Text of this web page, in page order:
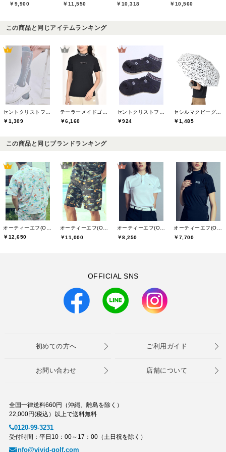
￥9,900
￥11,550
￥10,318
￥10,560
この商品と同じアイテムランキング
￥1,309
￥6,160
￥924
￥1,485
この商品と同じブランドランキング
￥12,650
オーティーエフ(O.T.F)
￥11,000
オーティーエフ(O.T.F)
￥8,250
オーティーエフ(O.T.F)
￥7,700
OFFICIAL SNS
初めての方へ ご利用ガイド
お問い合わせ 店舗について
全国一律送料660円（沖縄、離島を除く）
22,000円(税込）以上で送料無料
0120-99-3231
受付時間：平日10：00～17：00（土日祝を除く）
info@vivid-golf.com